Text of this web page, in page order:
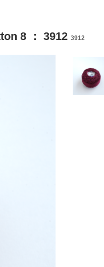
8 ： 3912 3912